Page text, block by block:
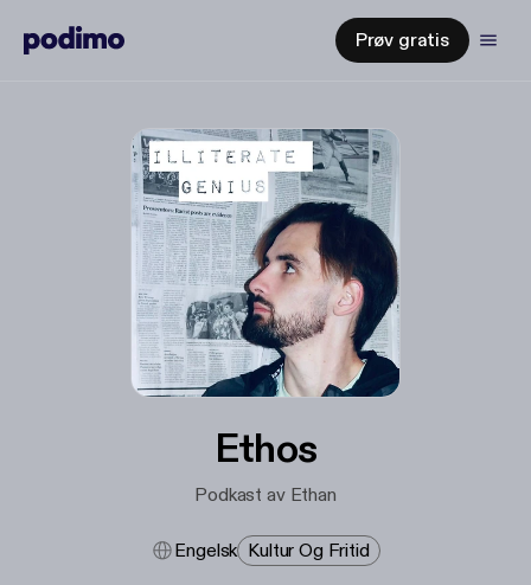
Prøv gratis
Ethos
Podkast av Ethan
Engelsk Kultur Og Fritid